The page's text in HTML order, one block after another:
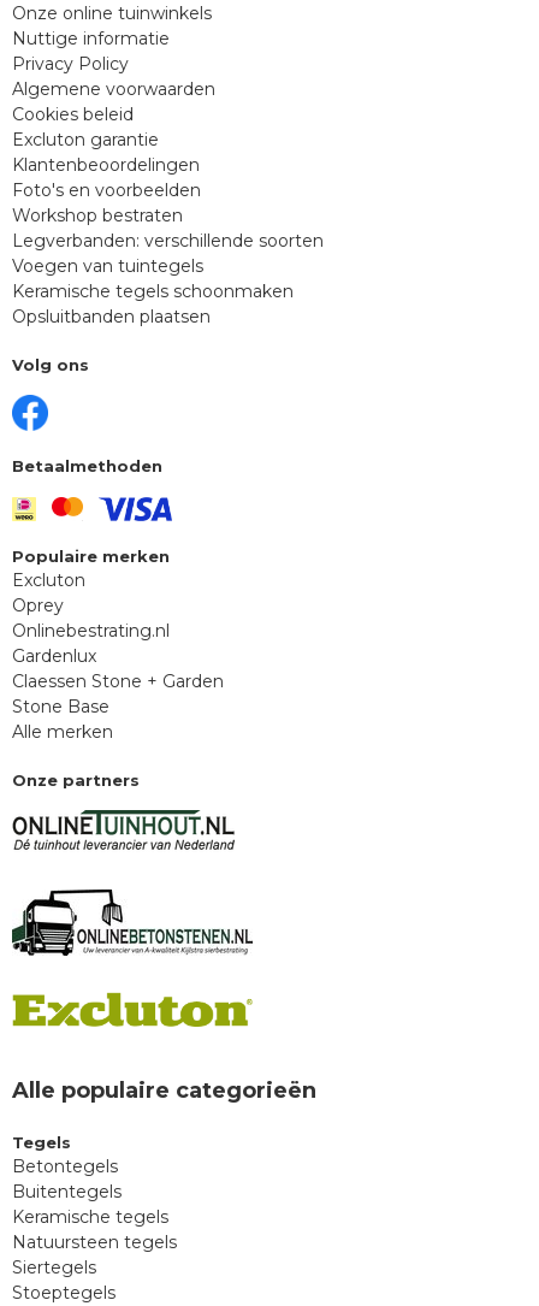
Onze online tuinwinkels
Nuttige informatie
Privacy Policy
Algemene voorwaarden
Cookies beleid
Excluton garantie
Klantenbeoordelingen
Foto's en voorbeelden
Workshop bestraten
Legverbanden: verschillende soorten
Voegen van tuintegels
Keramische tegels schoonmaken
Opsluitbanden plaatsen
Volg ons
Betaalmethoden
Populaire merken
Excluton
Oprey
Onlinebestrating.nl
Gardenlux
Claessen Stone + Garden
Stone Base
Alle merken
Onze partners
Alle populaire categorieën
Tegels
Betontegels
Buitentegels
Keramische tegels
Natuursteen tegels
Siertegels
Stoeptegels